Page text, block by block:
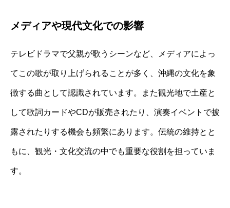
メディアや現代文化での影響
テレビドラマで父親が歌うシーンなど、メディアによっ
てこの歌が取り上げられることが多く、沖縄の文化を象
徴する曲として認識されています。また観光地で土産と
して歌詞カードやCDが販売されたり、演奏イベントで披
露されたりする機会も頻繁にあります。伝統の維持とと
もに、観光・文化交流の中でも重要な役割を担っていま
す。